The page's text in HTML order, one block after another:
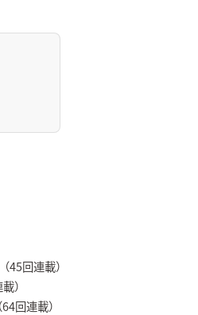
回連載）
）
回連載）